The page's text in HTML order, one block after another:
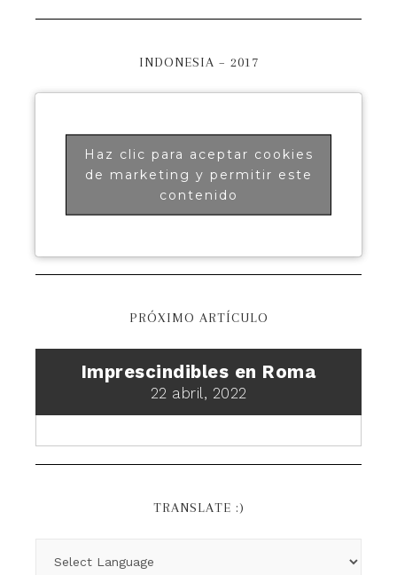
INDONESIA – 2017
Haz clic para aceptar cookies
de marketing y permitir este
contenido
PRÓXIMO ARTÍCULO
Imprescindibles en Roma
22 abril, 2022
TRANSLATE :)